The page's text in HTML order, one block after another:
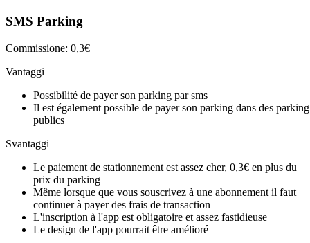
SMS Parking
Commissione: 0,3€
Vantaggi
Possibilité de payer son parking par sms
Il est également possible de payer son parking dans des parking
publics
Svantaggi
Le paiement de stationnement est assez cher, 0,3€ en plus du
prix du parking
Même lorsque que vous souscrivez à une abonnement il faut
continuer à payer des frais de transaction
L'inscription à l'app est obligatoire et assez fastidieuse
Le design de l'app pourrait être amélioré